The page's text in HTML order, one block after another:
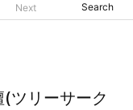
Next Search
ツリーサーク